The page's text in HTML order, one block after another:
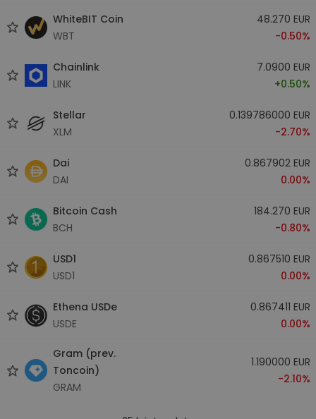
WhiteBIT Coin
WBT
48.270 EUR
-0.50%
Chainlink
LINK
7.0900 EUR
+0.50%
Stellar
XLM
0.139786000 EUR
-2.70%
Dai
DAI
0.867902 EUR
0.00%
Bitcoin Cash
BCH
184.270 EUR
-0.80%
USD1
USD1
0.867510 EUR
0.00%
Ethena USDe
USDE
0.867411 EUR
0.00%
Gram (prev.
Toncoin)
GRAM
1.190000 EUR
-2.10%